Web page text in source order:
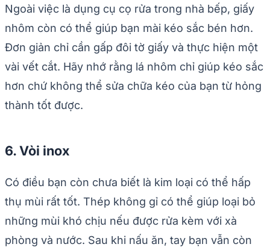
Ngoài việc là dụng cụ cọ rửa trong nhà bếp, giấy
nhôm còn có thể giúp bạn mài kéo sắc bén hơn.
Đơn giản chỉ cần gấp đôi tờ giấy và thực hiện một
vài vết cắt. Hãy nhớ rằng lá nhôm chỉ giúp kéo sắc
hơn chứ không thể sửa chữa kéo của bạn từ hỏng
thành tốt được.
6. Vòi inox
Có điều bạn còn chưa biết là kim loại có thể hấp
thụ mùi rất tốt. Thép không gỉ có thể giúp loại bỏ
những mùi khó chịu nếu được rửa kèm với xà
phòng và nước. Sau khi nấu ăn, tay bạn vẫn còn